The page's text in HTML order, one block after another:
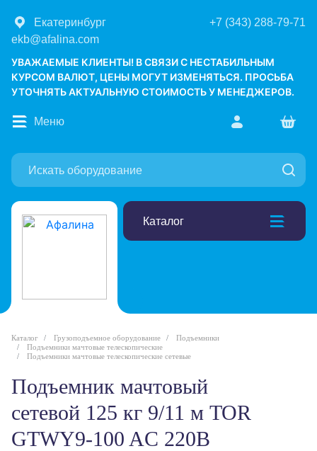
Екатеринбург
+7 (343) 288-79-71
ekb@afalina.com
УВАЖАЕМЫЕ КЛИЕНТЫ! В СВЯЗИ С НЕСТАБИЛЬНЫМ
КУРСОМ ВАЛЮТ, ЦЕНЫ МОГУТ ИЗМЕНЯТЬСЯ. ПРОСЬБА
УТОЧНЯТЬ АКТУАЛЬНУЮ СТОИМОСТЬ У МЕНЕДЖЕРОВ.
Каталог
Меню
Каталог Грузоподъемное оборудование
Подъемники
Подъемники мачтовые телескопические
Подъемники мачтовые телескопические сетевые
Подъемник мачтовый
сетевой 125 кг 9/11 м TOR
GTWY9-100 AC 220В